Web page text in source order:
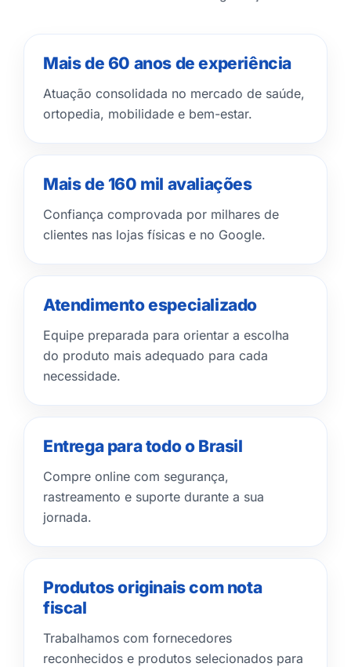
Mais de 60 anos de experiência
Atuação consolidada no mercado de saúde,
ortopedia, mobilidade e bem-estar.
Mais de 160 mil avaliações
Confiança comprovada por milhares de
clientes nas lojas físicas e no Google.
Atendimento especializado
Equipe preparada para orientar a escolha
do produto mais adequado para cada
necessidade.
Entrega para todo o Brasil
Compre online com segurança,
rastreamento e suporte durante a sua
jornada.
Produtos originais com nota
fiscal
Trabalhamos com fornecedores
reconhecidos e produtos selecionados para